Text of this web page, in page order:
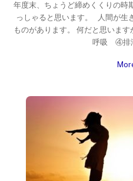
年度末、ちょうど締めくくりの時
っしゃると思います。 人間が生
ものがあります。 何だと思い
呼吸 ④排